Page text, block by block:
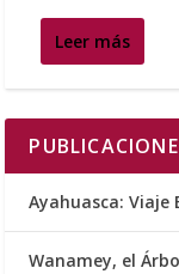
Leer más
Ayahuasca:
Wanamey, el